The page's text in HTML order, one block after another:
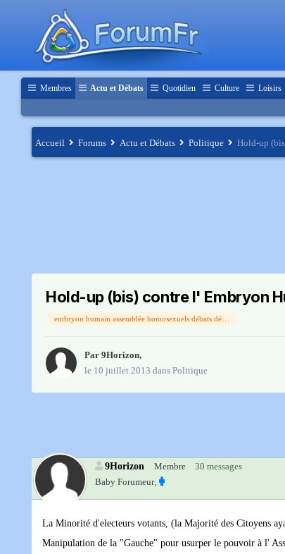
Membres Actu et Débats Quotidien Culture Loisirs
Accueil Forums Actu et Débats Politique Hold-up
Hold-up (bis) contre l' Embryon
Par 9Horizon,
le 10 juillet 2013 dans Politique
9Horizon Membre
30 messages
Baby Forumeur‚
La Minorité d'electeurs votants, (la Majorité des Citoyens
Manipulation de la "Gauche" pour usurper le pouvoir à l'